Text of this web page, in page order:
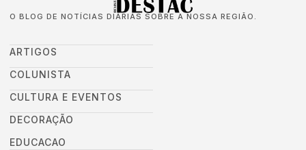
O BLOG DE NOTÍCIAS DIÁRIAS SOBRE A NOSSA REGIÃO.
ARTIGOS
COLUNISTA
CULTURA E EVENTOS
DECORAÇÃO
EDUCACAO